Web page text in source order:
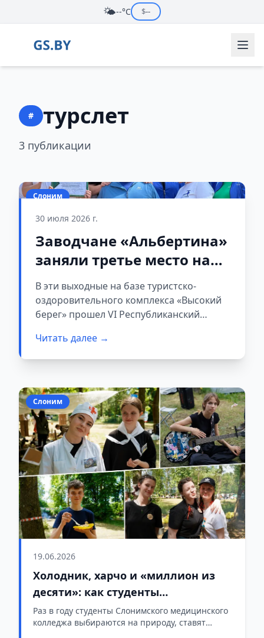
🌤️--°C $--
# турслет
3 публикации
Слоним
30 июля 2026 г.
Заводчане «Альбертина»
заняли третье место на
Республиканском
турслете предприятий
«Беллесбумпрома»
В эти выходные на базе туристско-
оздоровительного комплекса «Высокий
берег» прошел VI Республиканский
«Беллесбумпром». Команда ОАО «СКБЗ
Альбертин» успешно выступила в
общекомандное место.
Читать далее →
Слоним
19.06.2026
Холодник, харчо и «миллион из
десяти»: как студенты
Слонимского медколледжа
провели турслёт
Раз в году студенты Слонимского медицинского
колледжа выбираются на природу, ставят